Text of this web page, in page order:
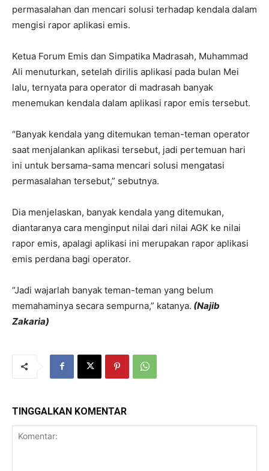
permasalahan dan mencari solusi terhadap kendala dalam
mengisi rapor aplikasi emis.
Ketua Forum Emis dan Simpatika Madrasah, Muhammad
Ali menuturkan, setelah dirilis aplikasi pada bulan Mei
lalu, ternyata para operator di madrasah banyak
menemukan kendala dalam aplikasi rapor emis tersebut.
“Banyak kendala yang ditemukan teman-teman operator
saat menjalankan aplikasi tersebut, jadi pertemuan hari
ini untuk bersama-sama mencari solusi mengatasi
permasalahan tersebut,” sebutnya.
Dia menjelaskan, banyak kendala yang ditemukan,
diantaranya cara menginput nilai dari nilai AGK ke nilai
rapor emis, apalagi aplikasi ini merupakan rapor aplikasi
emis perdana bagi operator.
“Jadi wajarlah banyak teman-teman yang belum
memahaminya secara sempurna,” katanya. (Najib
Zakaria)
TINGGALKAN KOMENTAR